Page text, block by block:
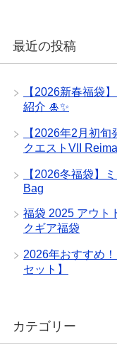
最近の投稿
【2026新春福袋
紹介 🎍✨
【2026年2月初
クエストVII
【2026冬福袋】
Bag
福袋 2025 アウト
クギア福袋
2026年おすすめ
セット】
カテゴリー